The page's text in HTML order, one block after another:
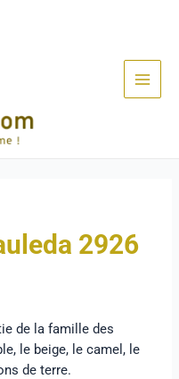
2926
de la famille des
le beige, le camel, le
de terre.